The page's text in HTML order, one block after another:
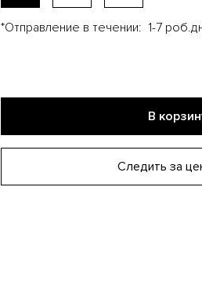
*Отправление в течении: 1-7
В
Следить за